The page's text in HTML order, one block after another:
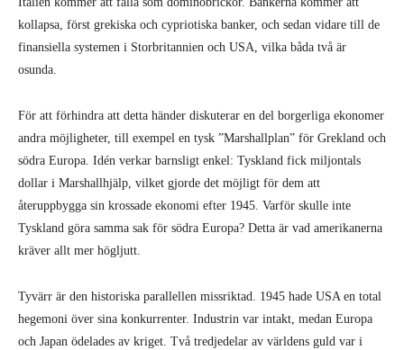
kollapsa, först grekiska och cypriotiska banker, och sedan vidare till de
finansiella systemen i Storbritannien och USA, vilka båda två är
osunda.
För att förhindra att detta händer diskuterar en del borgerliga ekonomer
andra möjligheter, till exempel en tysk ”Marshallplan” för Grekland och
södra Europa. Idén verkar barnsligt enkel: Tyskland fick miljontals
dollar i Marshallhjälp, vilket gjorde det möjligt för dem att
återuppbygga sin krossade ekonomi efter 1945. Varför skulle inte
Tyskland göra samma sak för södra Europa? Detta är vad amerikanerna
kräver allt mer högljutt.
Tyvärr är den historiska parallellen missriktad. 1945 hade USA en total
hegemoni över sina konkurrenter. Industrin var intakt, medan Europa
och Japan ödelades av kriget. Två tredjedelar av världens guld var i